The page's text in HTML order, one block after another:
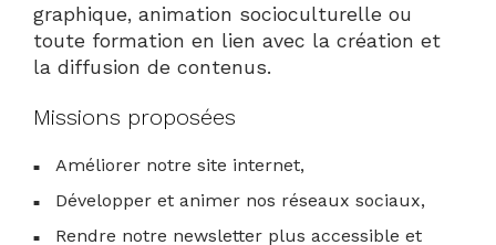
graphique, animation socioculturelle ou
toute formation en lien avec la création et
la diffusion de contenus.
Missions proposées
Améliorer notre site internet,
Développer et animer nos réseaux sociaux,
Rendre notre newsletter plus accessible et